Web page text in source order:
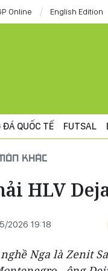
Online English Edition
ĐÁ QUỐC TẾ FUTSAL
KHÁC
HLV
2026 19:18
Nga là Zenit